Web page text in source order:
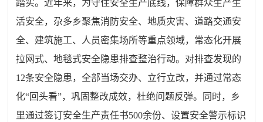
踏实。近年来，为守住安全生产底线，保障群众生产生
活安全，尕多乡聚焦消防安全、地质灾害、道路交通安
全、建筑施工、人员密集场所等重点领域，常态化开展
拉网式、地毯式安全隐患排查整治行动。对排查发现的
12条安全隐患，全部当场交办、立行立改，并通过常态
化“回头看”，巩固整改成效，杜绝问题反弹。同时，乡
里通过签订安全生产责任书500余份、设置安全警示标识